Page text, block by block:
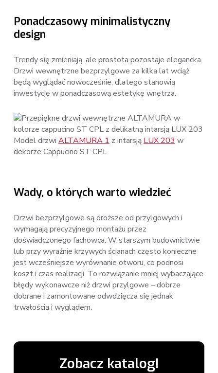
Ponadczasowy minimalistyczny
design
Trendy się zmieniają, ale prostota pozostaje elegancka.
Drzwi wewnętrzne bezprzylgowe za kilka lat wciąż
będą wyglądać nowocześnie, dlatego stanowią
inwestycję w ponadczasową estetykę wnętrza.
Model drzwi ALTAMURA 1 z intarsją LUX 203 w
dekorze Cappucino ST CPL
Wady, o których warto wiedzieć
Drzwi bezprzylgowe są droższe od przylgowych i
wymagają precyzyjnego montażu przez
doświadczonego fachowca. W starszym budownictwie
lub przy wyraźnie krzywych ścianach często konieczne
jest wcześniejsze wyrównanie otworu, co podnosi
koszt i czas realizacji. To rozwiązanie mniej wybaczające
błędy wykonawcze niż drzwi przylgowe – dobrze
dobrane i zamontowane odwdzięcza się jednak
trwałością i wyglądem.
Zobacz katalog!